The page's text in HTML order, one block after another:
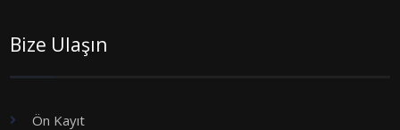
Bize Ulaşın
Ön Kayıt